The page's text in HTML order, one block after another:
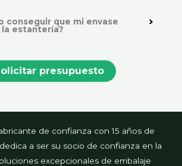
conseguir que mi envase
estantería?
presupuesto
de confianza con 15 años de
a ser su socio de confianza en la
excepcionales de embalaje